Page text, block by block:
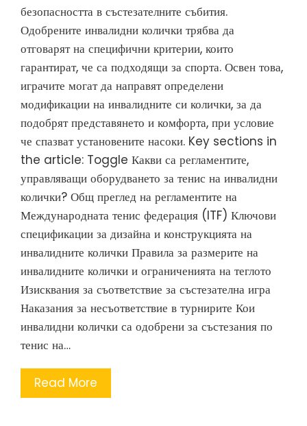
безопасността в състезателните събития.
Одобрените инвалидни колички трябва да
отговарят на специфични критерии, които
гарантират, че са подходящи за спорта. Освен това,
играчите могат да направят определени
модификации на инвалидните си колички, за да
подобрят представянето и комфорта, при условие
че спазват установените насоки. Key sections in
the article: Toggle Какви са регламентите,
управляващи оборудването за тенис на инвалидни
колички? Общ преглед на регламентите на
Международната тенис федерация (ITF) Ключови
спецификации за дизайна и конструкцията на
инвалидните колички Правила за размерите на
инвалидните колички и ограниченията на теглото
Изисквания за съответствие за състезателна игра
Наказания за несъответствие в турнирите Кои
инвалидни колички са одобрени за състезания по
тенис на…
Read More